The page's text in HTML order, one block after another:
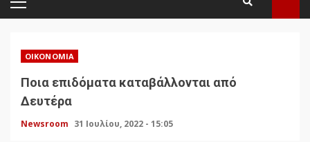
PRIMARY
MENU
ΟΙΚΟΝΟΜΊΑ
Ποια επιδόματα καταβάλλονται από
Δευτέρα
Newsroom 31 Ιουλίου, 2022 - 15:05